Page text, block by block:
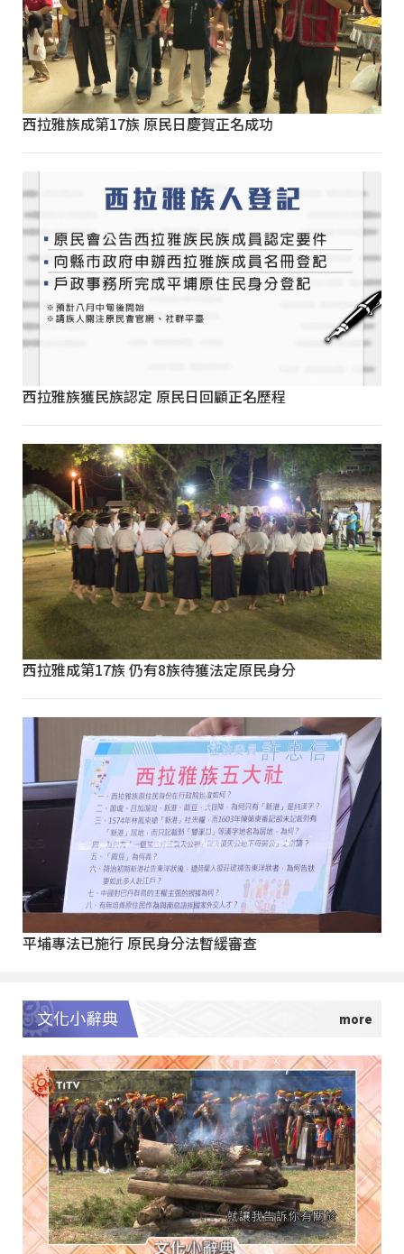
西拉雅族成第17族 原民日慶賀正名成功
西拉雅族獲民族認定 原民日回顧正名歷程
西拉雅成第17族 仍有8族待獲法定原民身分
平埔專法已施行 原民身分法暫緩審查
文化小辭典